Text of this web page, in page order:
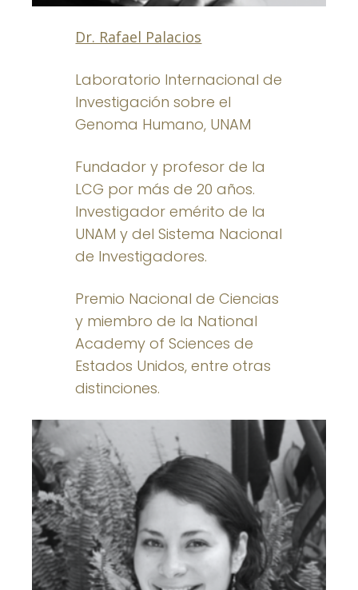
Dr. Rafael Palacios
Laboratorio Internacional de
Investigación sobre el
Genoma Humano, UNAM
Fundador y profesor de la
LCG por más de 20 años.
Investigador emérito de la
UNAM y del Sistema Nacional
de Investigadores.
Premio Nacional de Ciencias
y miembro de la National
Academy of Sciences de
Estados Unidos, entre otras
distinciones.